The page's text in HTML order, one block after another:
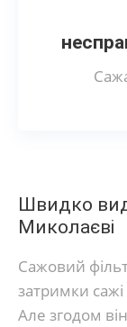
Швидко
Миколаєві
Сажовий
затримки
Але згодом